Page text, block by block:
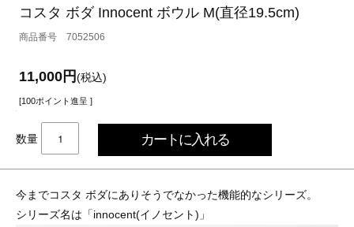
コスタ ボダ Innocent ボウル M(直径19.5cm)
7052506
11,000円(税込)
[100ポイント進呈 ]
数量
今までコスタ ボダにありそうでなかった機能的なシリーズ。
シリーズ名は「innocent(イノセント)」